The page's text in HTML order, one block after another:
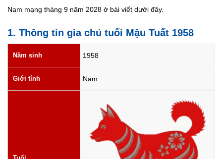
Nam mạng tháng 9 năm 2028 ở bài viết dưới đây.
1. Thông tin gia chủ tuổi Mậu Tuất 1958
Năm sinh 1958
Giới tính Nam